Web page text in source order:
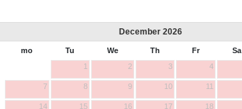
December 2026
mo Tu We Th Fr Sa
1
2 3 4
7 8 9 10 11
14 15 16 17 18